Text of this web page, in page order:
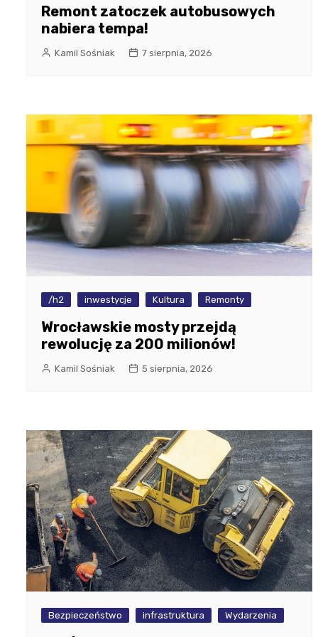
Remont zatoczek autobusowych
nabiera tempa!
Kamil Sośniak 7 sierpnia, 2026
/h2 inwestycje Kultura Remonty
Wrocławskie mosty przejdą
rewolucję za 200 milionów!
Kamil Sośniak 5 sierpnia, 2026
Bezpieczeństwo infrastruktura Wydarzenia